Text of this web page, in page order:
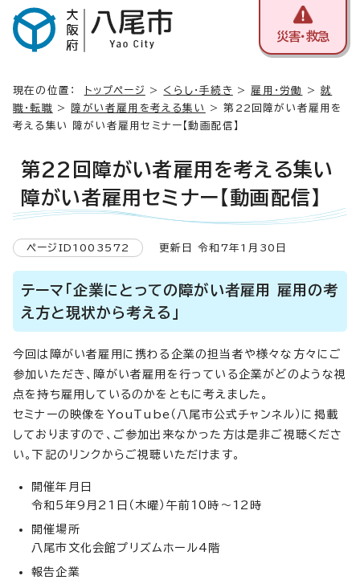
災害・救急
現在の位置： トップページ > くらし・手続き > 雇用・労働 >就
職・転職 > 障がい者雇用を考える集い
> 第22回障がい者雇用を
考える集い 障がい者雇用セミナー【動画配信】
第22回障がい者雇用を考える集い
障がい者雇用セミナー【動画配信】
ページID1003572 更新日 令和7年1月30日
テーマ「企業にとっての障がい者雇用 雇用の考
え方と現状から考える」
今回は障がい者雇用に携わる企業の担当者や様々な方々にご
参加いただき、障がい者雇用を行っている企業がどのような視
点を持ち雇用しているのかをともに考えました。
セミナーの映像をYouTube（八尾市公式チャンネル）に掲載
しておりますので、ご参加出来なかった方は是非ご視聴くださ
い。下記のリンクからご視聴いただけます。
開催年月日
令和5年9月21日（木曜）午前10時～12時
開催場所
八尾市文化会館プリズムホール4階
報告企業